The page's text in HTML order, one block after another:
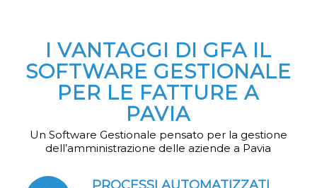
I VANTAGGI DI GFA IL
SOFTWARE GESTIONALE
PER LE FATTURE A
PAVIA
Un Software Gestionale pensato per la gestione
dell’amministrazione delle aziende a Pavia